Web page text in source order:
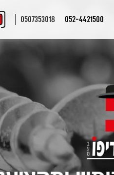
052-4421500
0507353018